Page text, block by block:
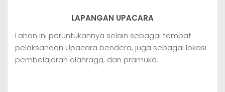
LAPANGAN UPACARA
Lahan ini peruntukannya selain sebagai tempat
pelaksanaan Upacara bendera, juga sebagai lokasi
pembelajaran olahraga, dan pramuka.